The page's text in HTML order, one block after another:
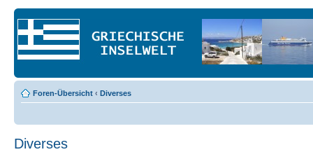
Foren-Übersicht ‹ Diverses
Diverses